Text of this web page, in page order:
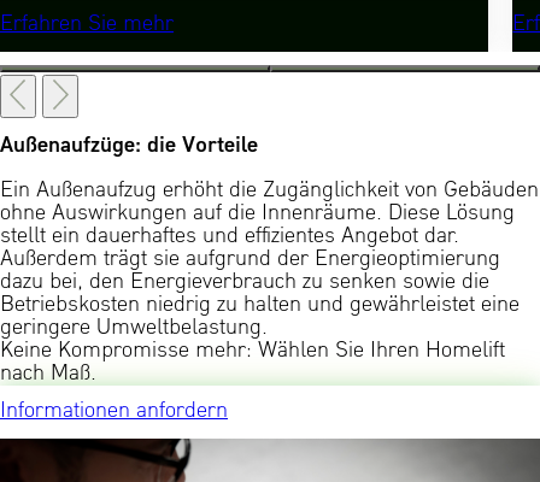
Erfahren Sie mehr
Außenaufzüge: die Vorteile
Ein Außenaufzug erhöht die Zugänglichkeit von Gebäuden
ohne Auswirkungen auf die Innenräume. Diese Lösung
stellt ein dauerhaftes und effizientes Angebot dar.
Außerdem trägt sie aufgrund der Energieoptimierung
dazu bei, den Energieverbrauch zu senken sowie die
Betriebskosten niedrig zu halten und gewährleistet eine
geringere Umweltbelastung.
Keine Kompromisse mehr: Wählen Sie Ihren Homelift
nach Maß.
Informationen anfordern